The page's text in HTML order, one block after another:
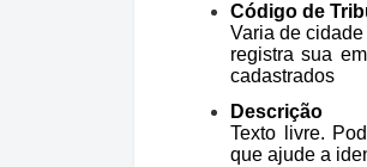
Código de
Varia de
registra sua
cadastrados
Descrição
Texto livre.
que ajude a